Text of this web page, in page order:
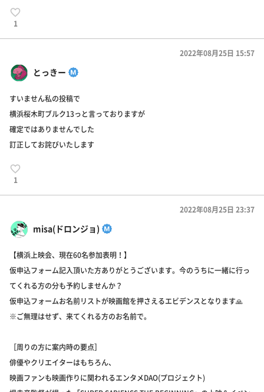
1
とっきー
2022年08月25日 15:57
すいません私の投稿で
横浜桜木町ブルク13っと言っておりますが
確定ではありませんでした
訂正してお詫びいたします
1
misa(ドロンジョ)
2022年08月25日 23:37
【横浜上映会、現在60名参加表明！】
仮申込フォーム記入頂いた方ありがとうございます。今のうちに一緒に行っ
てくれる方の分も予約しませんか？
仮申込フォームお名前リストが映画館を押さえるエビデンスとなります🙏
※ご無理はせず、来てくれる方のお名前で。
［周りの方に案内時の要点］
俳優やクリエイターはもちろん、
映画ファンも映画作りに関われるエンタメDAO(プロジェクト)